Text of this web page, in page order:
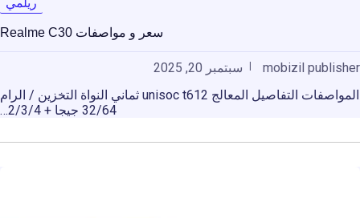
سعر و مواصفات Realme C30
mobizil publisher
سبتمبر 20, 2025
المواصفات التفاصيل المعالج unisoc t612 ثماني النواة التخزين / الرام
32/64 جيجا + 2/3/4…